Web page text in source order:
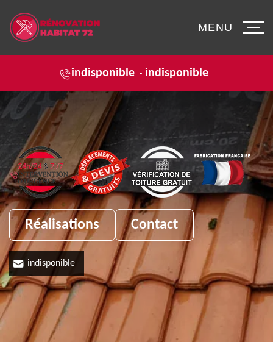
indisponible - indisponible
MENU
Réalisations Contact
indisponible